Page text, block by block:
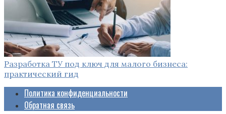
Разработка ТУ под ключ для малого бизнеса:
практический гид
Политика конфиденциальности
Обратная связь